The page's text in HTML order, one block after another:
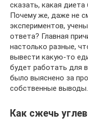
сказать, какая диета
Почему же, даже не
экспериментов,
ответа? Главная
настолько разные,
вывести какую-то
будет работать для
было выяснено за
собственные выводы.
Как сжечь